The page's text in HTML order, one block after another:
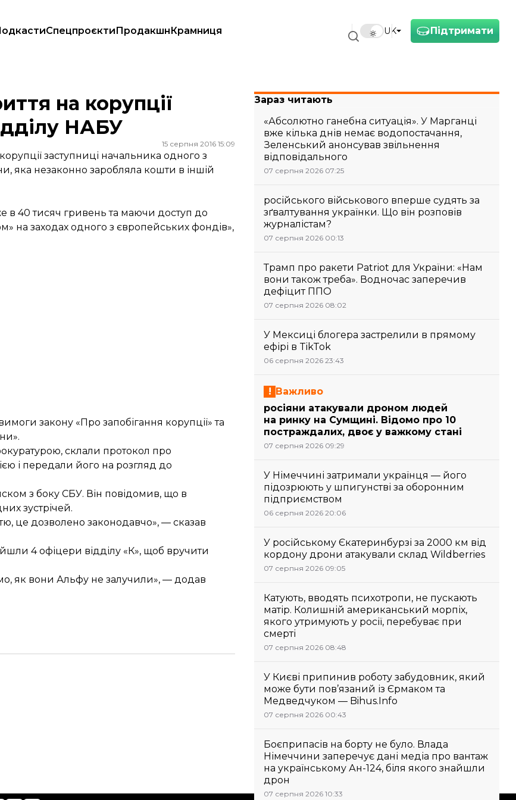
Підтримати
UK
СпецпроєктиПродакшнКрамниця
на корупції
НАБУ
15 серпня 2016 15:09
заступниці начальника одного з
яка незаконно заробляла кошти в іншій
в 40 тисяч гривень та маючи доступ до
на заходах одного з європейських фондів»,
закону «Про запобігання корупції» та
склали протокол про
і передали його на розгляд до
з боку СБУ. Він повідомив, що в
зустрічей.
це дозволено законодавчо», — сказав
4 офіцери відділу «К», щоб вручити
як вони Альфу не залучили», — додав
Зараз читають
«Абсолютно ганебна ситуація». У Марганці
вже кілька днів немає водопостачання,
Зеленський анонсував звільнення
відповідального
07 серпня 2026 07:25
російського військового вперше судять за
зґвалтування українки. Що він розповів
журналістам?
07 серпня 2026 00:13
Трамп про ракети Patriot для України: «Нам
вони також треба». Водночас заперечив
дефіцит ППО
07 серпня 2026 08:02
У Мексиці блогера застрелили в прямому
ефірі в TikTok
06 серпня 2026 23:43
Важливо
росіяни атакували дроном людей
на ринку на Сумщині. Відомо про 10
постраждалих, двоє у важкому стані
07 серпня 2026 09:29
У Німеччині затримали українця — його
підозрюють у шпигунстві за оборонним
підприємством
06 серпня 2026 20:06
У російському Єкатеринбурзі за 2000 км від
кордону дрони атакували склад Wildberries
07 серпня 2026 09:05
Катують, вводять психотропи, не пускають
матір. Колишній американський морпіх,
якого утримують у росії, перебуває при
смерті
07 серпня 2026 08:48
У Києві припинив роботу забудовник, який
може бути пов’язаний із Єрмаком та
Медведчуком — Bihus.Info
07 серпня 2026 00:43
Боєприпасів на борту не було. Влада
Німеччини заперечує дані медіа про вантаж
на українському Ан-124, біля якого знайшли
дрон
07 серпня 2026 10:33